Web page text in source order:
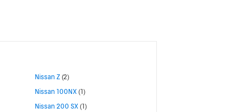
Nissan Z(2)
Nissan 100NX (1)
Nissan 200 SX (1)